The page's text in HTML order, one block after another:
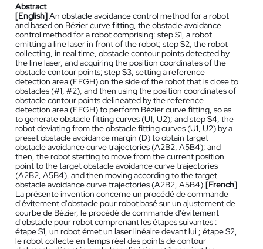
Abstract
[English]An obstacle avoidance control method for a robot
and based on Bézier curve fitting, the obstacle avoidance
control method for a robot comprising: step S1, a robot
emitting a line laser in front of the robot; step S2, the robot
collecting, in real time, obstacle contour points detected by
the line laser, and acquiring the position coordinates of the
obstacle contour points; step S3, setting a reference
detection area (EFGH) on the side of the robot that is close to
obstacles (#1, #2), and then using the position coordinates of
obstacle contour points delineated by the reference
detection area (EFGH) to perform Bézier curve fitting, so as
to generate obstacle fitting curves (U1, U2); and step S4, the
robot deviating from the obstacle fitting curves (U1, U2) by a
preset obstacle avoidance margin (D) to obtain target
obstacle avoidance curve trajectories (A2B2, A5B4); and
then, the robot starting to move from the current position
point to the target obstacle avoidance curve trajectories
(A2B2, A5B4), and then moving according to the target
obstacle avoidance curve trajectories (A2B2, A5B4).[French]
La présente invention concerne un procédé de commande
d'évitement d'obstacle pour robot basé sur un ajustement de
courbe de Bézier, le procédé de commande d'évitement
d'obstacle pour robot comprenant les étapes suivantes :
étape S1, un robot émet un laser linéaire devant lui ; étape S2,
le robot collecte en temps réel des points de contour